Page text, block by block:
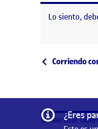
Lo siento,
Entrada anterior
Corriendo
Información
¿Eres
Universitat